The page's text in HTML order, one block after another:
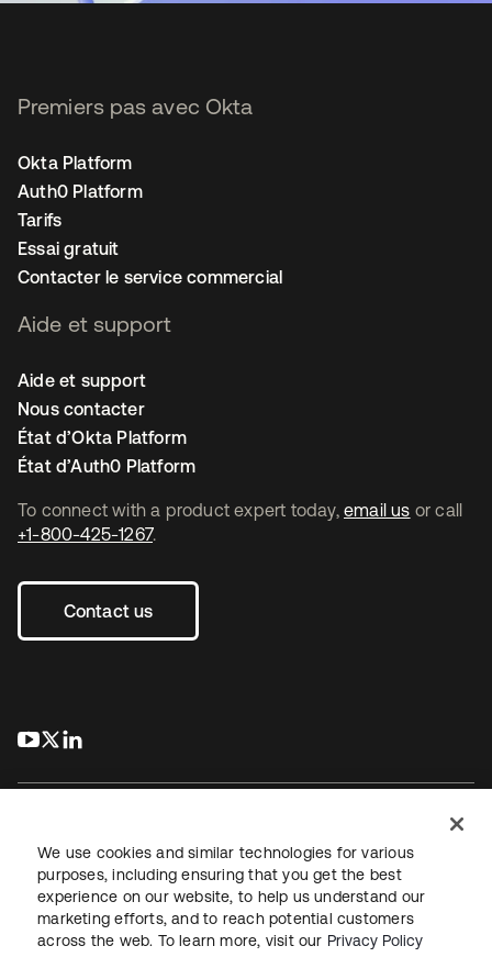
To connect with a product expert today, email us or call
+1-800-425-1267.
Contact us
s’ouvre dans un nouvel onglet
s’ouvre dans un nouvel onglet
Premiers pas avec Okta
Okta Platform
Auth0 Platform
Tarifs
Essai gratuit
Contacter le service commercial
Aide et support
Aide et support
Nous contacter
État d’Okta Platform
État d’Auth0 Platform
JuridiquePolitique de confidentialité
Conditions d’utilisation du siteSécuritéPlan du site
Paramètres des cookies
We use cookies and similar technologies for various
purposes, including ensuring that you get the best
experience on our website, to help us understand our
marketing efforts, and to reach potential customers
across the web. To learn more, visit our Privacy Policy